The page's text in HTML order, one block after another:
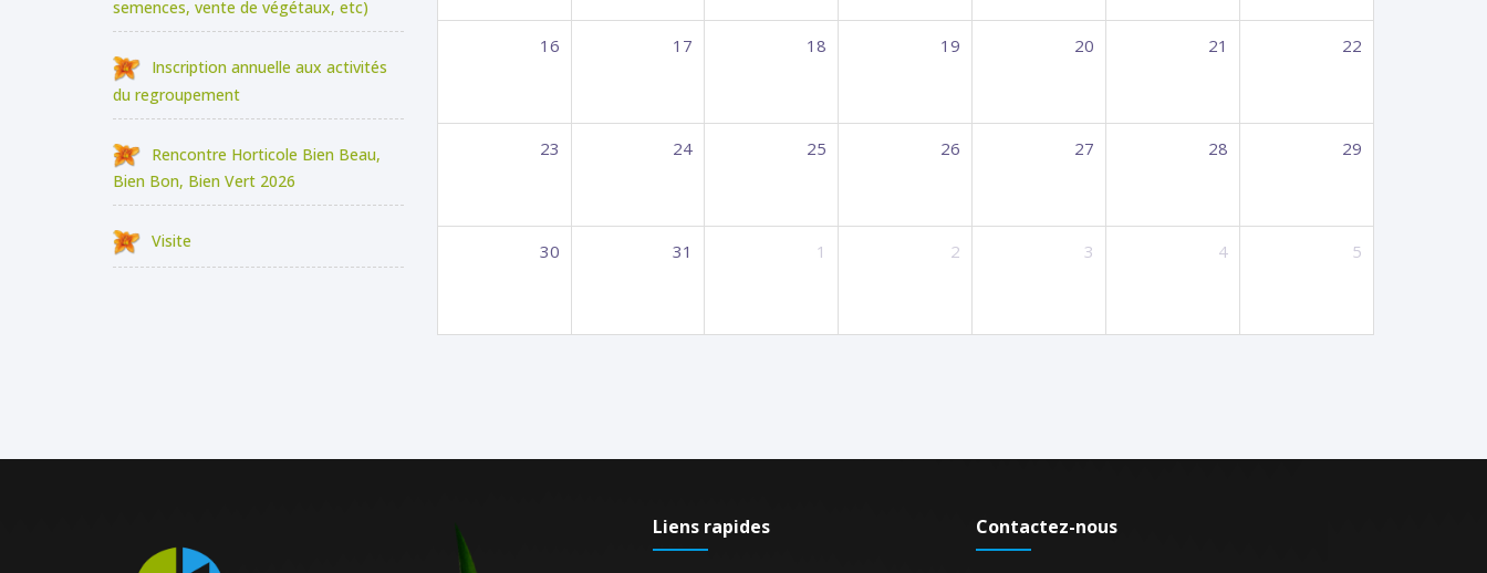
semences, vente de végétaux, etc)
Inscription annuelle aux activités
du regroupement
Rencontre Horticole Bien Beau,
Bien Bon, Bien Vert 2026
Visite
16 17 18 19 20 21 22
23 24 25 26 27 28 29
30 31 1 2 3 4 5
Liens rapides Contactez-nous